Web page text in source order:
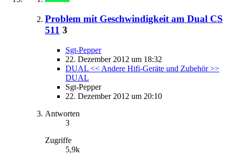
Problem mit Geschwindigkeit am Dual CS
511 3
Sgt-Pepper
22. Dezember 2012 um 18:32
DUAL << Andere Hifi-Geräte und Zubehör >>
DUAL
Sgt-Pepper
22. Dezember 2012 um 20:10
Antworten
3
Zugriffe
5,9k